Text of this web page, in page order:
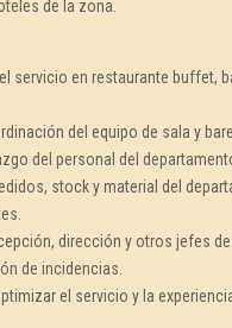
de la zona.
servicio en restaurante buffet,
del equipo de sala y
del personal del
stock y material del
dirección y otros jefes de
de incidencias.
el servicio y la